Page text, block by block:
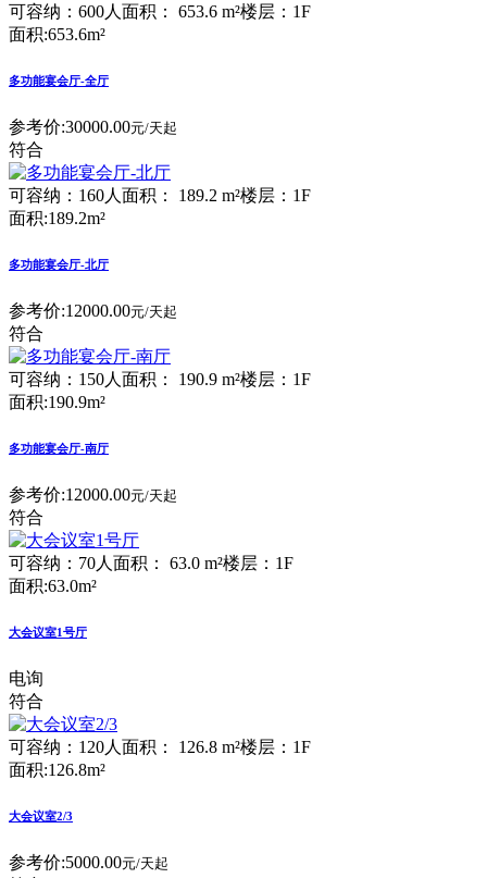
可容纳：600人 面积： 653.6 m²楼层：1F
面积:653.6m²
多功能宴会厅-全厅
参考价:30000.00元/天起
符合
可容纳：160人 面积： 189.2 m²楼层：1F
面积:189.2m²
多功能宴会厅-北厅
参考价:12000.00元/天起
符合
可容纳：150人 面积： 190.9 m²楼层：1F
面积:190.9m²
多功能宴会厅-南厅
参考价:12000.00元/天起
符合
可容纳：70人 面积： 63.0 m²楼层：1F
面积:63.0m²
大会议室1号厅
电询
符合
可容纳：120人 面积： 126.8 m²楼层：1F
面积:126.8m²
大会议室2/3
参考价:5000.00元/天起